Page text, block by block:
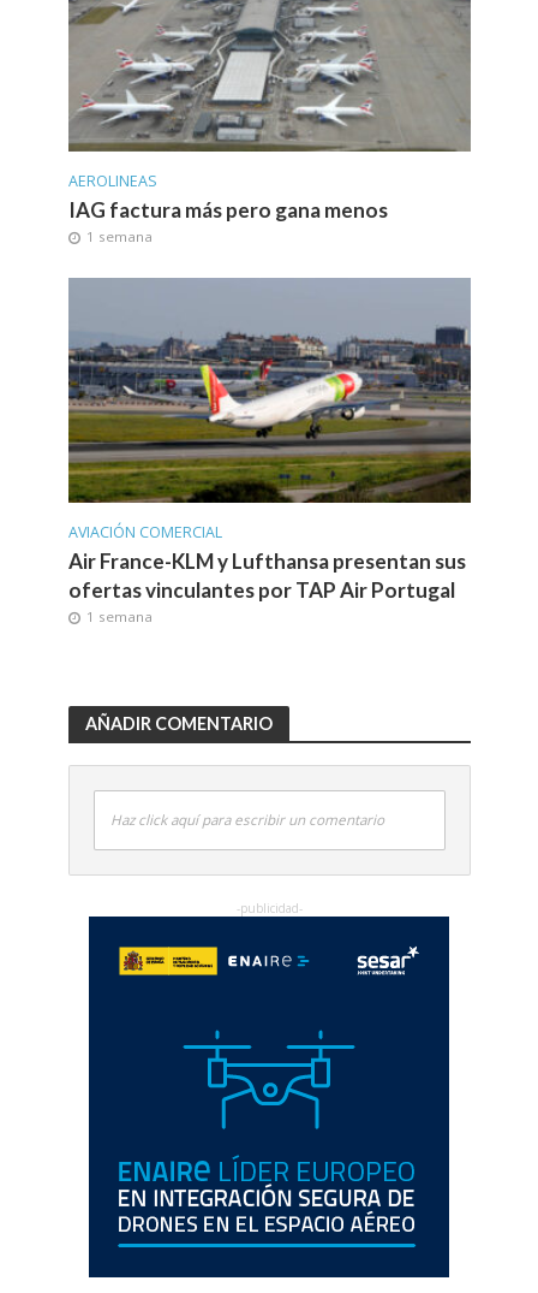
AEROLINEAS
IAG factura más pero gana menos
1 semana
AVIACIÓN COMERCIAL
Air France-KLM y Lufthansa presentan sus
ofertas vinculantes por TAP Air Portugal
1 semana
AÑADIR COMENTARIO
Haz click aquí para escribir un comentario